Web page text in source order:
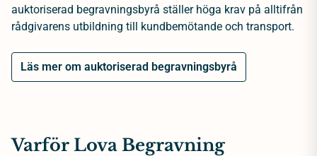
auktoriserad begravningsbyrå ställer höga krav på alltifrån
rådgivarens utbildning till kundbemötande och transport.
Läs mer om auktoriserad begravningsbyrå
Varför Lova Begravning